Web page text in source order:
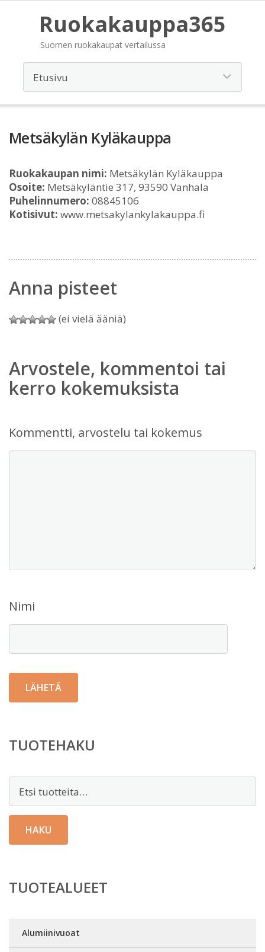
Ruokakauppa365
Suomen ruokakaupat vertailussa
Metsäkylän Kyläkauppa
Ruokakaupan nimi: Metsäkylän Kyläkauppa
Osoite: Metsäkyläntie 317, 93590 Vanhala
Puhelinnumero: 08845106
Kotisivut: www.metsakylankylakauppa.fi
Anna pisteet
(ei vielä ääniä)
Arvostele, kommentoi tai
kerro kokemuksista
Kommentti, arvostelu tai kokemus
Nimi
TUOTEHAKU
HAKU
TUOTEALUEET
Alumiinivuoat